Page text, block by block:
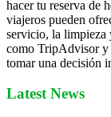
hacer tu reserva de
viajeros pueden
servicio, la limpieza
como TripAdvisor y
tomar una decisión
Latest News